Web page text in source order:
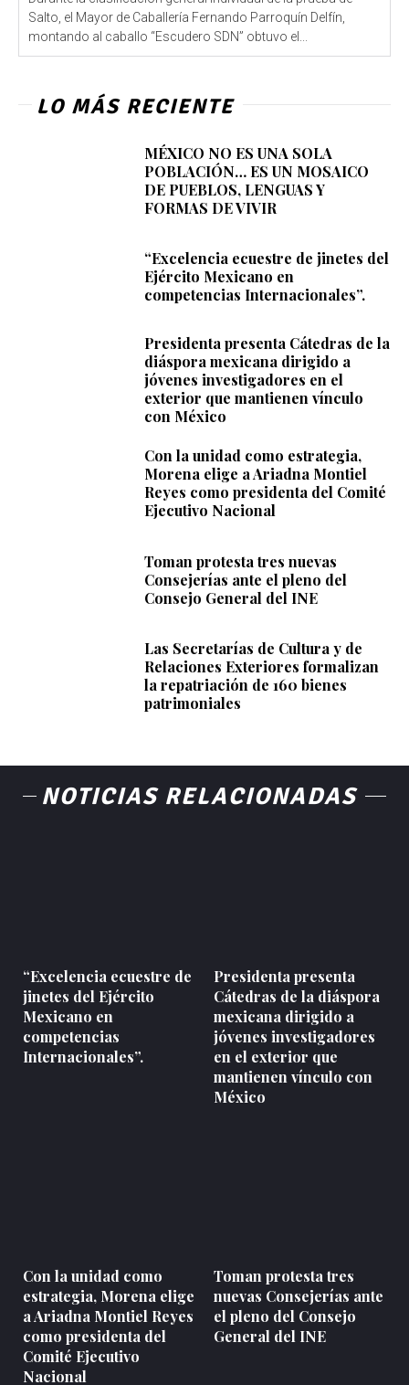
Salto, el Mayor de Caballería Fernando Parroquín Delfín,
montando al caballo “Escudero SDN” obtuvo el...
LO MÁS RECIENTE
MÉXICO NO ES UNA SOLA
POBLACIÓN… ES UN MOSAICO
DE PUEBLOS, LENGUAS Y
FORMAS DE VIVIR
“Excelencia ecuestre de jinetes del
Ejército Mexicano en
competencias Internacionales”.
Presidenta presenta Cátedras de la
diáspora mexicana dirigido a
jóvenes investigadores en el
exterior que mantienen vínculo
con México
Con la unidad como estrategia,
Morena elige a Ariadna Montiel
Reyes como presidenta del Comité
Ejecutivo Nacional
Toman protesta tres nuevas
Consejerías ante el pleno del
Consejo General del INE
Las Secretarías de Cultura y de
Relaciones Exteriores formalizan
la repatriación de 160 bienes
patrimoniales
NOTICIAS RELACIONADAS
“Excelencia ecuestre de
jinetes del Ejército
Mexicano en
competencias
Internacionales”.
Presidenta presenta
Cátedras de la diáspora
mexicana dirigido a
jóvenes investigadores
en el exterior que
mantienen vínculo con
México
Con la unidad como
estrategia, Morena elige
a Ariadna Montiel Reyes
como presidenta del
Comité Ejecutivo
Nacional
Toman protesta tres
nuevas Consejerías ante
el pleno del Consejo
General del INE